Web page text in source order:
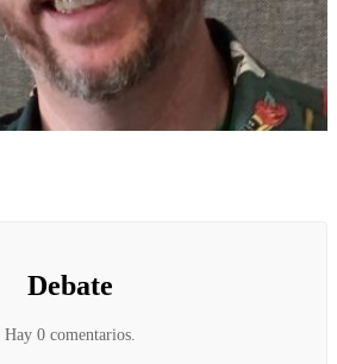
Debate
Hay 0 comentarios.